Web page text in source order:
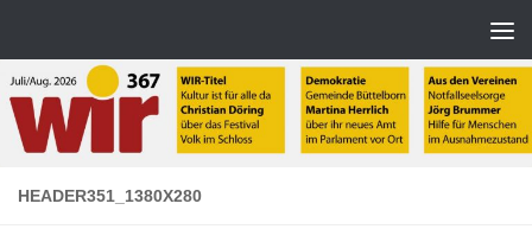
HEADER351_1380X280